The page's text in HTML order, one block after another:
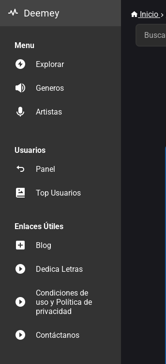
Deemey
Menu
Explorar
Generos
Artistas
Usuarios
Panel
Top Usuarios
Enlaces Útiles
Blog
Dedica Letras
Condiciones de
uso y Política de
privacidad
Contáctanos
Inicio